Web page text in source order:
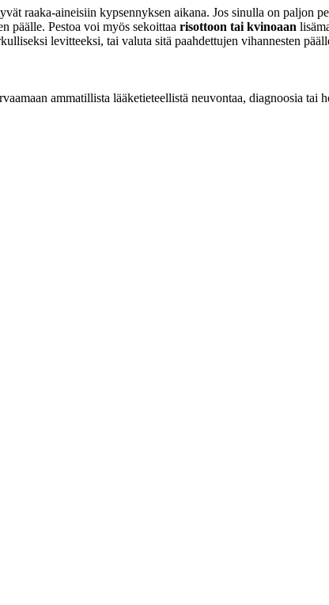
raaka-aineisiin kypsennyksen aikana. Jos sinulla on paljon
päälle. Pestoa voi myös sekoittaa risottoon tai kvinoaan
levitteeksi, tai valuta sitä paahdettujen vihannesten
ammatillista lääketieteellistä neuvontaa, diagnoosia tai